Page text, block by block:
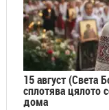
15 август (Света
сплотява цялото
дома